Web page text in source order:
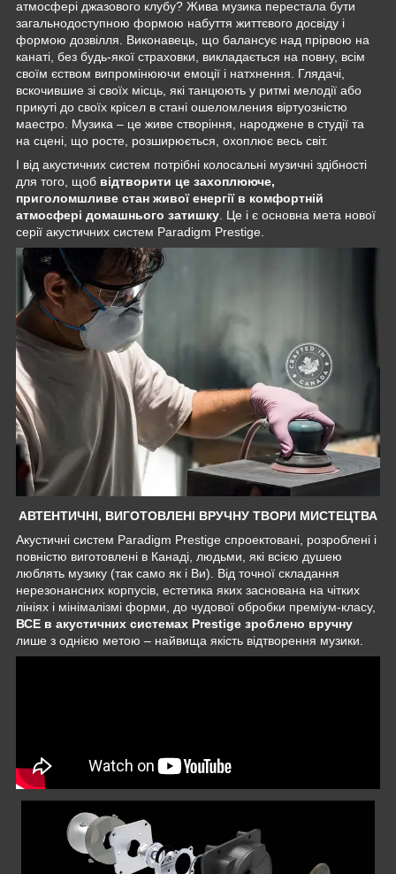
атмосфері джазового клубу? Жива музика перестала бути
загальнодоступною формою набуття життєвого досвіду і
формою дозвілля. Виконавець, що балансує над прірвою на
канаті, без будь-якої страховки, викладається на повну, всім
своїм єством випромінюючи емоції і натхнення. Глядачі,
вскочившие зі своїх місць, які танцюють у ритмі мелодії або
прикуті до своїх крісел в стані ошеломления віртуозністю
маестро. Музика – це живе створіння, народжене в студії та
на сцені, що росте, розширюється, охоплює весь світ.
І від акустичних систем потрібні колосальні музичні здібності
для того, щоб відтворити це захоплююче,
приголомшливе стан живої енергії в комфортній
атмосфері домашнього затишку . Це і є основна мета нової
серії акустичних систем Paradigm Prestige.
АВТЕНТИЧНІ, ВИГОТОВЛЕНІ ВРУЧНУ ТВОРИ МИСТЕЦТВА
Акустичні систем Paradigm Prestige спроектовані, розроблені і
повністю виготовлені в Канаді, людьми, які всією душею
люблять музику (так само як і Ви). Від точної складання
нерезонансних корпусів, естетика яких заснована на чітких
лініях і мінімалізмі форми, до чудової обробки преміум-класу,
ВСЕ в акустичних системах Prestige зроблено вручну
лише з однією метою – найвища якість відтворення музики.